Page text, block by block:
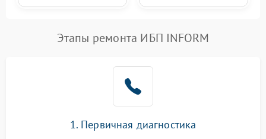
Этапы ремонта ИБП INFORM
1. Первичная диагностика